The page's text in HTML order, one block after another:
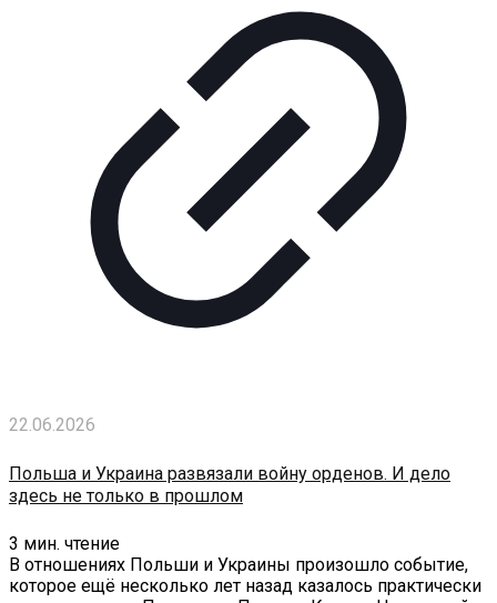
22.06.2026
Польша и Украина развязали войну орденов. И дело
здесь не только в прошлом
3 мин. чтение
В отношениях Польши и Украины произошло событие,
которое ещё несколько лет назад казалось практически